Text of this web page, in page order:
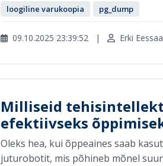
loogiline varukoopia
pg_dump
09.10.2025 23:39:52 | Erki
Milliseid
efektiivseks
Oleks hea, kui õppeaines saab
juturobotit, mis põhineb mõnel